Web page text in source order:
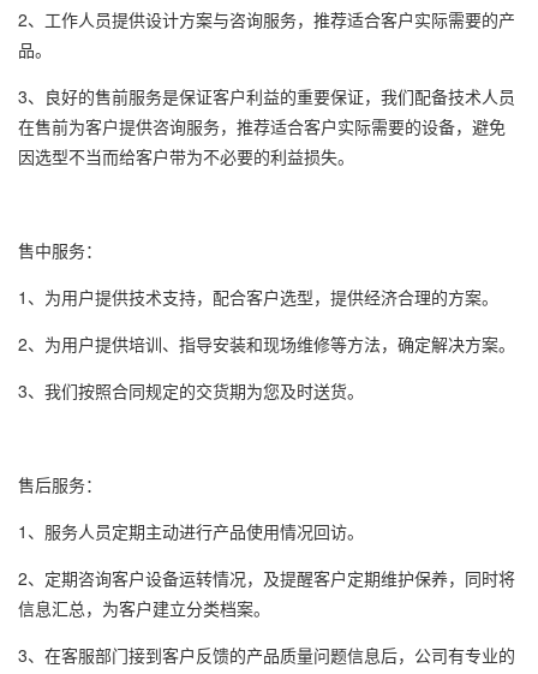
2、工作人员提供设计方案与咨询服务，推荐适合客户实际需要的产
品。
3、良好的售前服务是保证客户利益的重要保证，我们配备技术人员
在售前为客户提供咨询服务，推荐适合客户实际需要的设备，避免
因选型不当而给客户带为不必要的利益损失。
售中服务：
1、为用户提供技术支持，配合客户选型，提供经济合理的方案。
2、为用户提供培训、指导安装和现场维修等方法，确定解决方案。
3、我们按照合同规定的交货期为您及时送货。
售后服务：
1、服务人员定期主动进行产品使用情况回访。
2、定期咨询客户设备运转情况，及提醒客户定期维护保养，同时将
信息汇总，为客户建立分类档案。
3、在客服部门接到客户反馈的产品质量问题信息后，公司有专业的